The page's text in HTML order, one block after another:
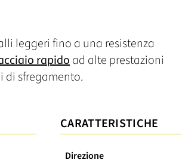
leggeri fino a una resistenza
rapidoad alte prestazioni
di sfregamento.
CARATTERISTICHE
Direzione